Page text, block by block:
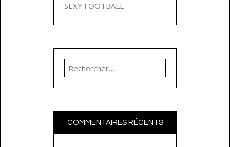
SEXY FOOTBALL
Rechercher :
COMMENTAIRES RÉCENTS